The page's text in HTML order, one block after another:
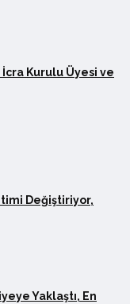
İcra Kurulu Üyesi ve
Değiştiriyor,
Yaklaştı, En